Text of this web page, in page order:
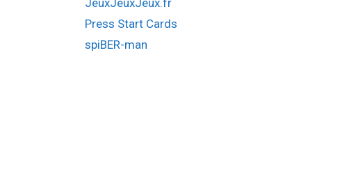
Press Start Cards
spiBER-man